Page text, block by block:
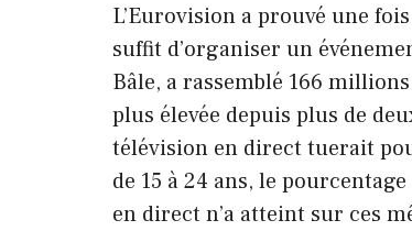
L’Eurovision a prouvé une
suffit d’organiser un
Bâle, a rassemblé 166
plus élevée depuis plus de
télévision en direct tuerait
de 15 à 24 ans, le
en direct n’a atteint sur ces